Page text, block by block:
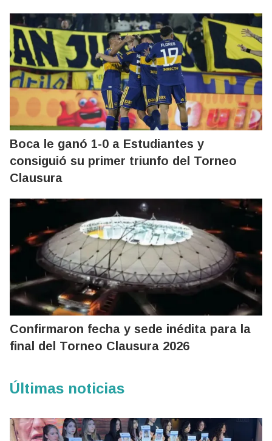
Boca le ganó 1-0 a Estudiantes y
consiguió su primer triunfo del Torneo
Clausura
Confirmaron fecha y sede inédita para la
final del Torneo Clausura 2026
Últimas noticias